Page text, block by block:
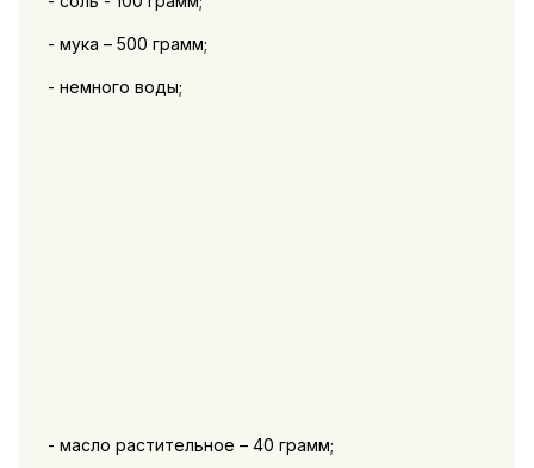
- мука – 500 грамм;
- немного воды;
- масло растительное – 40 грамм;